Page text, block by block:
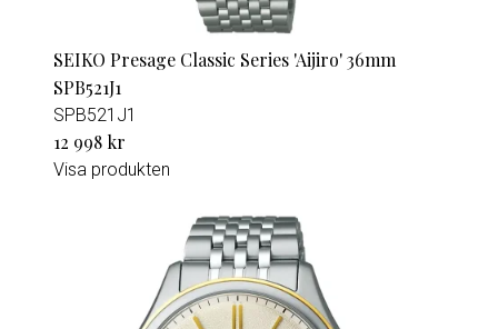
SEIKO Presage Classic Series 'Aijiro' 36mm
SPB521J1
SPB521J1
12 998 kr
Visa produkten